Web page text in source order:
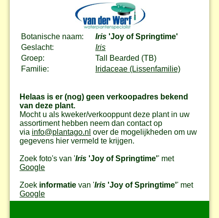
Botanische naam: Iris 'Joy of Springtime'
Geslacht:
Iris
Groep:
Tall Bearded (TB)
Familie:
Iridaceae (Lissenfamilie)
Helaas is er (nog) geen verkoopadres bekend
van deze plant.
Mocht u als kweker/verkooppunt deze plant in uw
assortiment hebben neem dan contact op
via info@plantago.nl over de mogelijkheden om uw
gegevens hier vermeld te krijgen.
Zoek foto's van 'Iris 'Joy of Springtime'' met
Google
Zoek informatie van 'Iris 'Joy of Springtime'' met
Google